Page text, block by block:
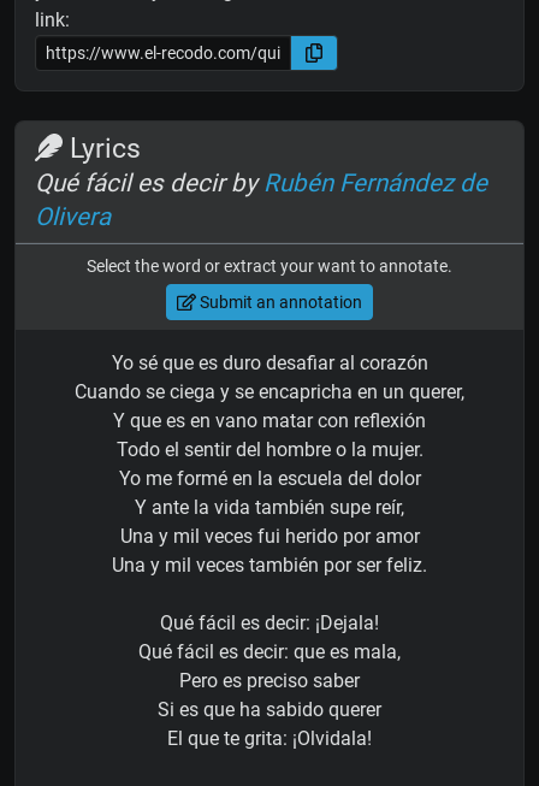
link:
Lyrics
Qué fácil es decir byRubén Fernández de
Olivera
Select the word or extract your want to annotate.
Submit an annotation
Yo sé que es duro desafiar al corazón
Cuando se ciega y se encapricha en un querer,
Y que es en vano matar con reflexión
Todo el sentir del hombre o la mujer.
Yo me formé en la escuela del dolor
Y ante la vida también supe reír,
Una y mil veces fui herido por amor
Una y mil veces también por ser feliz.
Qué fácil es decir: ¡Dejala!
Qué fácil es decir: que es mala,
Pero es preciso saber
Si es que ha sabido querer
El que te grita: ¡Olvidala!